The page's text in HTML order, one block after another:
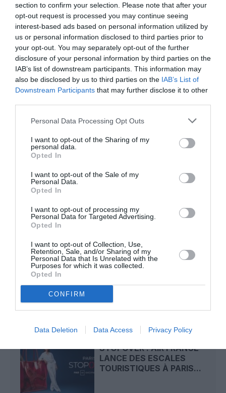
section to confirm your selection. Please note that after your
opt-out request is processed you may continue seeing
interest-based ads based on personal information utilized by
us or personal information disclosed to third parties prior to
your opt-out. You may separately opt-out of the further
disclosure of your personal information by third parties on the
IAB’s list of downstream participants. This information may
also be disclosed by us to third parties on the IAB’s List of
Downstream Participants that may further disclose it to other
Personal Data Processing Opt Outs
I want to opt-out of the Sharing of my
personal data.
Opted In
I want to opt-out of the Sale of my
Personal Data.
Opted In
I want to opt-out of processing my
Personal Data for Targeted Advertising.
Opted In
I want to opt-out of Collection, Use,
Retention, Sale, and/or Sharing of my
Personal Data that Is Unrelated with the
Purposes for which it was collected.
Opted In
CONFIRM
Data Deletion Data Access Privacy Policy
DERNIERS COMMENTAIRES
Mathématiques
19 h 23 sans escale : le Boeing 777F de National
Airlines relie l’Écosse à l’Australie
Badissi novembria commenté l'article :
LIRE AUSSI
ICELANDAIR S’OFFRE DIX
AIRBUS A320NEO ET
STOPOVER : AIR FRANCE
LANCE DES ESCALES
TOURISTIQUES À PARIS...